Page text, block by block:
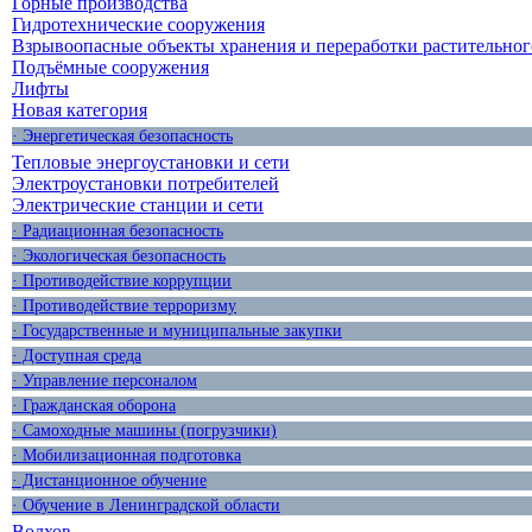
Гидротехнические сооружения
Взрывоопасные объекты хранения и переработки
Подъёмные сооружения
Лифты
Новая категория
· Энергетическая безопасность
Тепловые энергоустановки и сети
Электроустановки потребителей
Электрические станции и сети
· Радиационная безопасность
· Экологическая безопасность
· Противодействие коррупции
· Противодействие терроризму
· Государственные и муниципальные закупки
· Доступная среда
· Управление персоналом
· Гражданская оборона
· Самоходные машины (погрузчики)
· Мобилизационная подготовка
· Дистанционное обучение
· Обучение в Ленинградской области